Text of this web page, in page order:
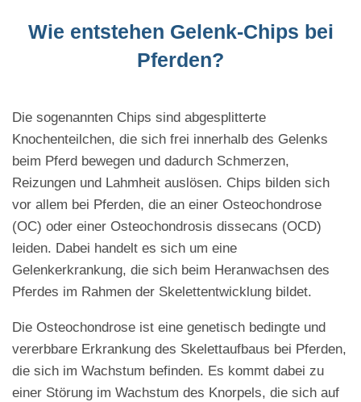
Wie entstehen Gelenk-Chips bei
Pferden?
Die sogenannten Chips sind abgesplitterte
Knochenteilchen, die sich frei innerhalb des Gelenks
beim Pferd bewegen und dadurch Schmerzen,
Reizungen und Lahmheit auslösen. Chips bilden sich
vor allem bei Pferden, die an einer Osteochondrose
(OC) oder einer Osteochondrosis dissecans (OCD)
leiden. Dabei handelt es sich um eine
Gelenkerkrankung, die sich beim Heranwachsen des
Pferdes im Rahmen der Skelettentwicklung bildet.
Die Osteochondrose ist eine genetisch bedingte und
vererbbare Erkrankung des Skelettaufbaus bei Pferden,
die sich im Wachstum befinden. Es kommt dabei zu
einer Störung im Wachstum des Knorpels, die sich auf